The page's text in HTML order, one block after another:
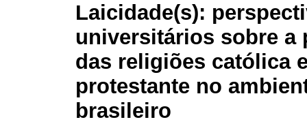
Laicidade(s):
universitários sobre a
das religiões católica
protestante no
brasileiro